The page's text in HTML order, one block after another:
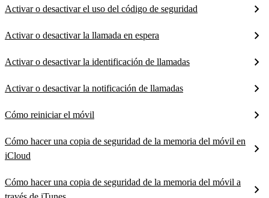
Activar o desactivar el uso del código de seguridad
Activar o desactivar la llamada en espera
Activar o desactivar la identificación de llamadas
Activar o desactivar la notificación de llamadas
Cómo reiniciar el móvil
Cómo hacer una copia de seguridad de la memoria del móvil en
iCloud
Cómo hacer una copia de seguridad de la memoria del móvil a